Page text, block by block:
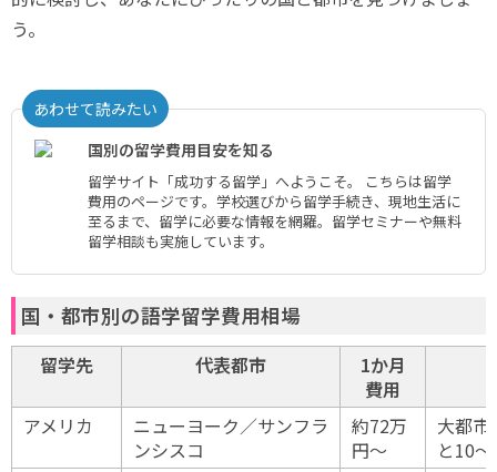
う。
あわせて読みたい
国別の留学費用目安を知る
留学サイト「成功する留学」へようこそ。 こちらは留学
費用のページです。学校選びから留学手続き、現地生活に
至るまで、留学に必要な情報を網羅。留学セミナーや無料
留学相談も実施しています。
国・都市別の語学留学費用相場
留学先 代表都市
1か月
費用
アメリカ
ニューヨーク／サンフラ
ンシスコ
約72万
円〜
大都市
と10